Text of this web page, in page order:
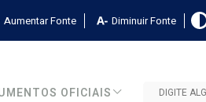
Aumentar Fonte Diminuir Fonte
OFICIAIS